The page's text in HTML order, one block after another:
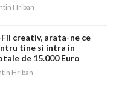
Hriban
Fii creativ, arata-ne ce
tine si intra in
de 15.000 Euro
Hriban